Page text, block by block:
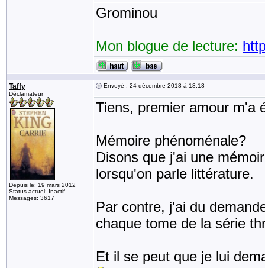
Grominou
Mon blogue de lecture:
Taffy
Déclamateur
Depuis le: 19 mars 2012
Status actuel: Inactif
Messages: 3617
Envoyé : 24 décembre 2018 à 18:18
Tiens, premier amour m'a
Mémoire phénoménale?
Disons que j'ai une
lorsqu'on parle littérature.
Par contre, j'ai du
chaque tome de la série
Et il se peut que je lui